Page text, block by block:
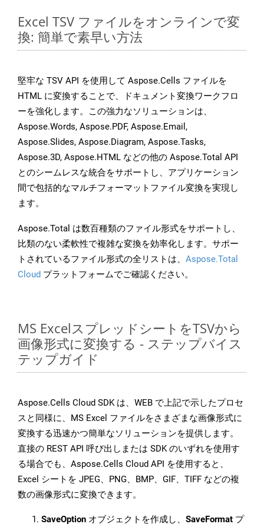
Excel TSV ファイルをオンラインで変
換: 簡単で素早い方法
堅牢な TSV API を使用して Aspose.Cells ファイルを
HTML に変換することで、ドキュメント変換ワークフロ
ーを強化します。この強力なソリューションは、
Aspose.Words, Aspose.PDF, Aspose.Email,
Aspose.Slides, Aspose.Diagram, Aspose.Tasks,
Aspose.3D, Aspose.HTML などの他の Aspose.Total API
とのシームレスな統合をサポートし、アプリケーション
間で包括的なマルチフォーマットファイル変換を実現し
ます。
Aspose.Total は数百種類のファイル形式をサポートし、
比類のない柔軟性で複雑な変換を効率化します。サポー
トされているファイル形式の全リストは、 Aspose.Total
Cloud プラットフォームでご確認ください。
MS ExcelスプレッドシートをTSVから
画像形式に変換する - ステップバイス
テップガイド
Aspose.Cells Cloud SDK は、WEB で上記で示したプロセ
スと同様に、MS Excel ファイルをさまざまな画像形式に
変換する迅速かつ簡単なソリューションを提供します。
直接の REST API 呼び出しまたは SDK のいずれを使用す
る場合でも、Aspose.Cells Cloud API を使用すると、
Excel シートを JPEG、PNG、BMP、GIF、TIFF などの複
数の画像形式に変換できます。
SaveOption オブジェクトを作成し、 SaveFormat プ